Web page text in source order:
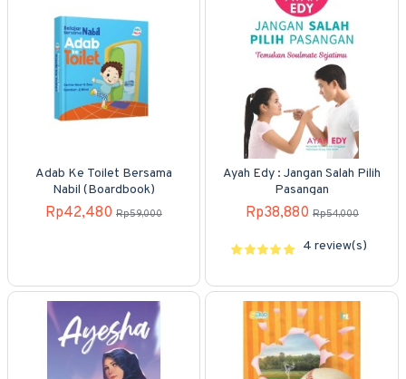
Adab Ke Toilet Bersama
Nabil (Boardbook)
Rp42,480 Rp59,000
Ayah Edy : Jangan Salah Pilih
Pasangan
Rp38,880 Rp54,000
4 review(s)